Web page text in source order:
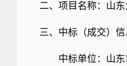
二、项目名称： 山
三、 中标 （成交） 信
中标单位：山